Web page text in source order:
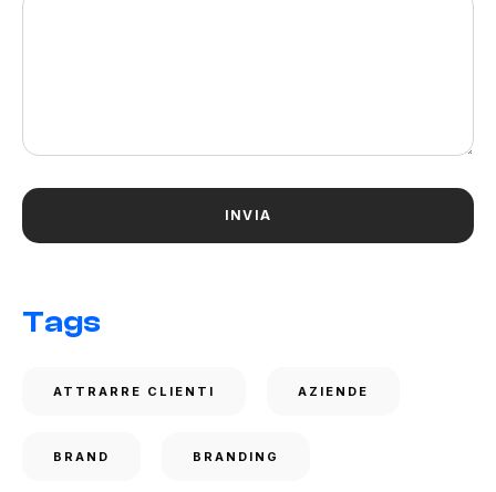
Tags
ATTRARRE CLIENTI AZIENDE
BRAND BRANDING